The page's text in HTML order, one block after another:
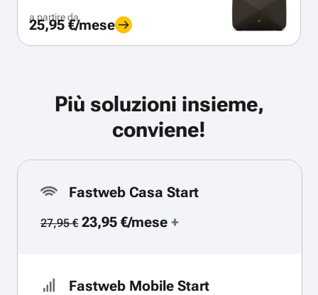
a partire da
25,95 €/mese
Più soluzioni insieme,
conviene!
Fastweb Casa Start
27,95 €23,95 €/mese+
Fastweb Mobile Start